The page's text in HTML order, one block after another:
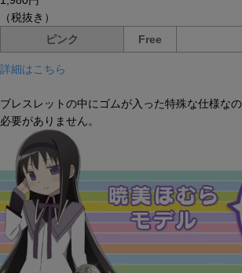
（税抜き）
ピンク
Free
詳細はこちら
ブレスレットの中にゴムが入った特殊な仕様な
必要がありません。